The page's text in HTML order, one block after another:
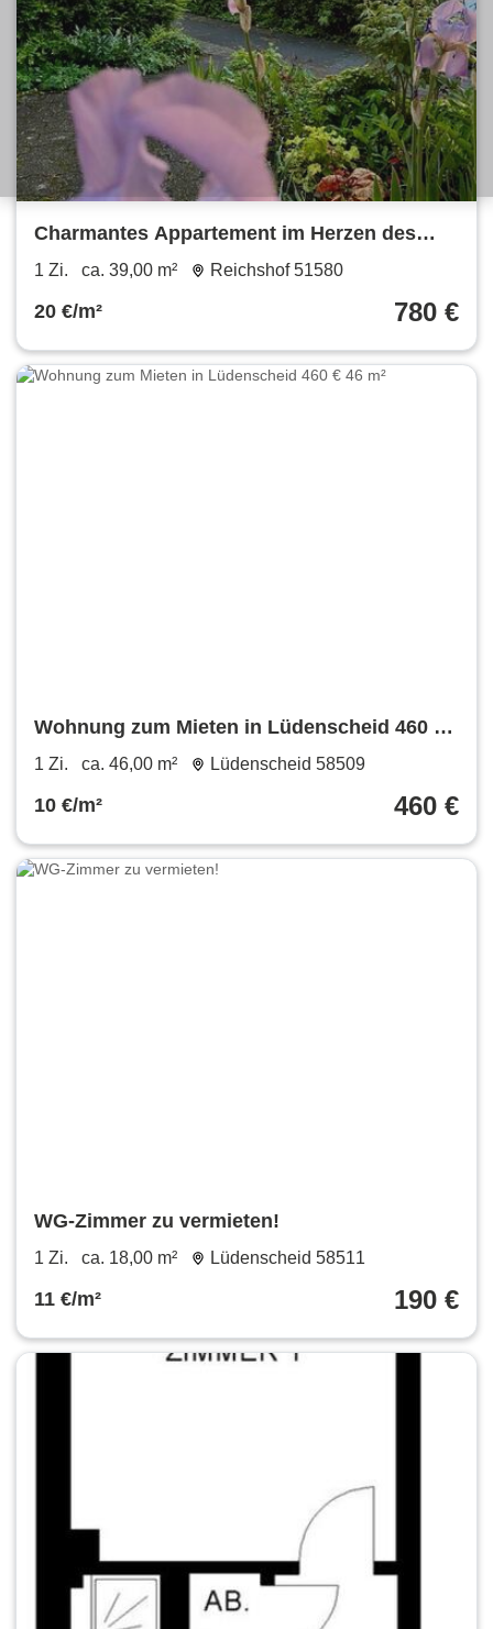
Charmantes Appartement im Herzen des
Oberbergischen in Eckenhagen
1 Zi. ca. 39,00 m² Reichshof 51580
20 €/m² 780 €
Wohnung zum Mieten in Lüdenscheid 460 €
46 m²
1 Zi. ca. 46,00 m² Lüdenscheid 58509
10 €/m² 460 €
WG-Zimmer zu vermieten!
1 Zi. ca. 18,00 m² Lüdenscheid 58511
11 €/m² 190 €